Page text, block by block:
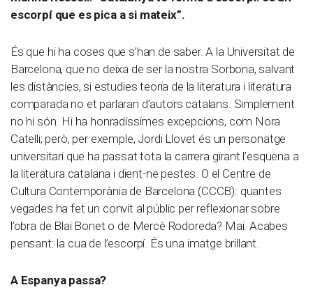
escorpí que es pica a si mateix”.
És que hi ha coses que s’han de saber. A la Universitat de
Barcelona, que no deixa de ser la nostra Sorbona, salvant
les distàncies, si estudies teoria de la literatura i literatura
comparada no et parlaran d’autors catalans. Simplement
no hi són. Hi ha honradíssimes excepcions, com Nora
Catelli; però, per exemple, Jordi Llovet és un personatge
universitari que ha passat tota la carrera girant l’esquena a
la literatura catalana i dient-ne pestes. O el Centre de
Cultura Contemporània de Barcelona (CCCB): quantes
vegades ha fet un convit al públic per reflexionar sobre
l’obra de Blai Bonet o de Mercè Rodoreda? Mai. Acabes
pensant: la cua de l’escorpí. És una imatge brillant.
A Espanya passa?